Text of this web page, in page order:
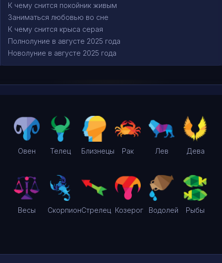
К чему снится покойник живым
Заниматься любовью во сне
К чему снится крыса серая
Полнолуние в августе 2025 года
Новолуние в августе 2025 года
Овен Телец Близнецы Рак Лев Дева
Весы СкорпионСтрелец Козерог Водолей Рыбы